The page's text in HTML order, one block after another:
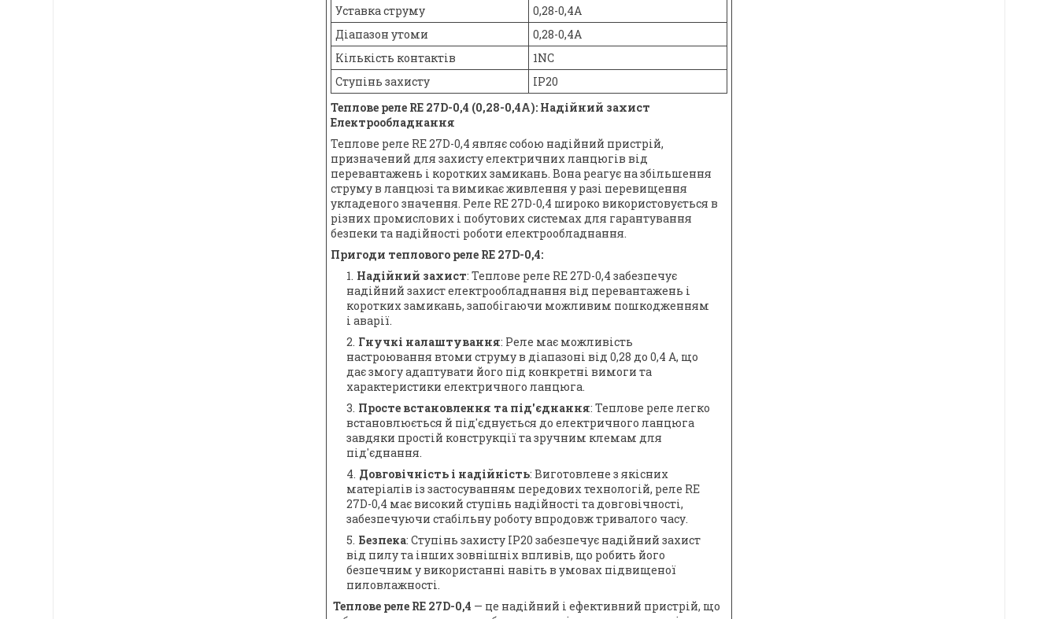
Уставка струму
0,28-0,4A
Діапазон утоми
0,28-0,4A
Кількість контактів
1NC
Ступінь захисту
IP20
Теплове реле RE 27D-0,4 (0,28-0,4A): Надійний захист
Електрообладнання
Теплове реле RE 27D-0,4 являє собою надійний пристрій,
призначений для захисту електричних ланцюгів від
перевантажень і коротких замикань. Вона реагує на збільшення
струму в ланцюзі та вимикає живлення у разі перевищення
укладеного значення. Реле RE 27D-0,4 широко використовується в
різних промислових і побутових системах для гарантування
безпеки та надійності роботи електрообладнання.
Пригоди теплового реле RE 27D-0,4:
Надійний захист: Теплове реле RE 27D-0,4 забезпечує
надійний захист електрообладнання від перевантажень і
коротких замикань, запобігаючи можливим пошкодженням
і аварії.
Гнучкі налаштування: Реле має можливість
настроювання втоми струму в діапазоні від 0,28 до 0,4 А, що
дає змогу адаптувати його під конкретні вимоги та
характеристики електричного ланцюга.
Просте встановлення та під'єднання: Теплове реле легко
встановлюється й під'єднується до електричного ланцюга
завдяки простій конструкції та зручним клемам для
під'єднання.
Довговічність і надійність: Виготовлене з якісних
матеріалів із застосуванням передових технологій, реле RE
27D-0,4 має високий ступінь надійності та довговічності,
забезпечуючи стабільну роботу впродовж тривалого часу.
Безпека: Ступінь захисту IP20 забезпечує надійний захист
від пилу та інших зовнішніх впливів, що робить його
безпечним у використанні навіть в умовах підвищеної
пиловлажності.
Теплове реле RE 27D-0,4 — це надійний і ефективний пристрій, що